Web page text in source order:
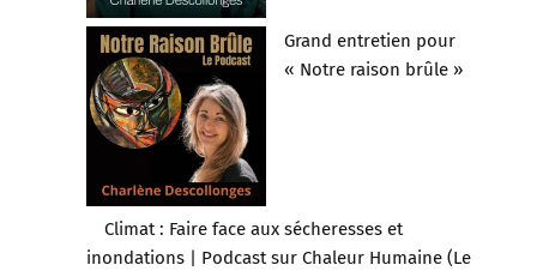
Grand entretien pour
« Notre raison brûle »
Climat : Faire face aux sécheresses et
inondations | Podcast sur Chaleur Humaine (Le